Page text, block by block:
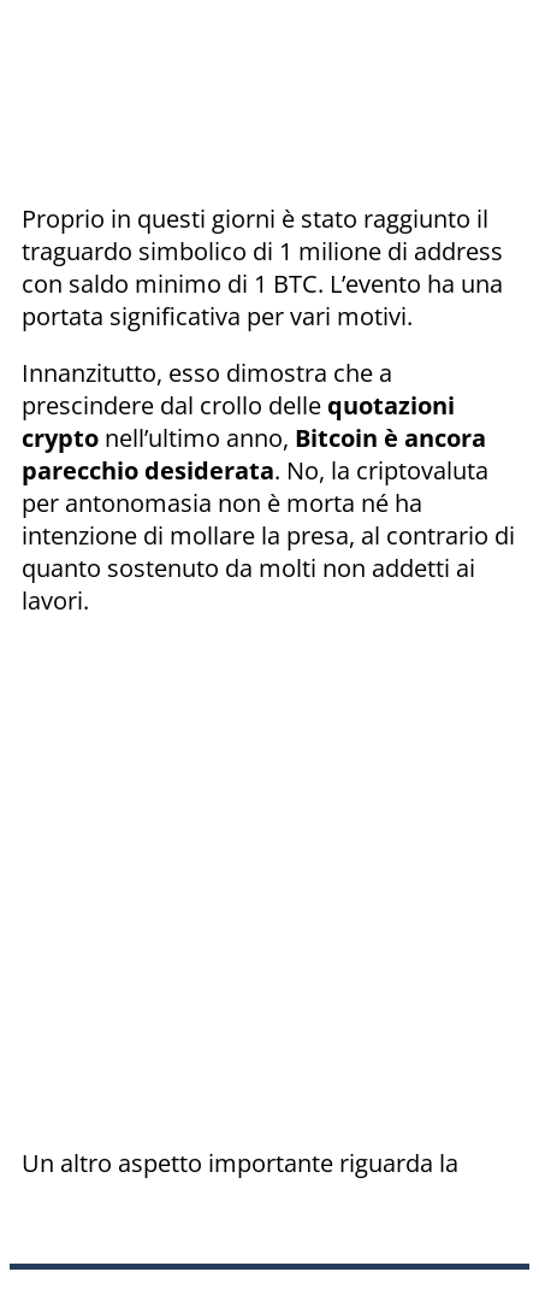
Proprio in questi giorni è stato raggiunto il
traguardo simbolico di 1 milione di address
con saldo minimo di 1 BTC. L’evento ha una
portata significativa per vari motivi.
Innanzitutto, esso dimostra che a
prescindere dal crollo delle quotazioni
crypto nell’ultimo anno, Bitcoin è ancora
parecchio desiderata. No, la criptovaluta
per antonomasia non è morta né ha
intenzione di mollare la presa, al contrario di
quanto sostenuto da molti non addetti ai
lavori.
Un altro aspetto importante riguarda la